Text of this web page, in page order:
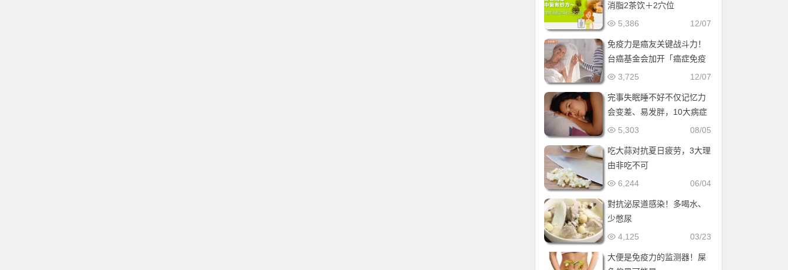
消脂2茶饮＋2穴位
12/07
5,386
免疫力是癌友关键战斗力！
台癌基金会加开「癌症免疫
营养新趋势」论坛
12/07
3,725
完事失眠睡不好不仅记忆力
会变差、易发胖，10大病症
也与它有关
08/05
5,303
吃大蒜对抗夏日疲劳，3大理
由非吃不可
06/04
6,244
對抗泌尿道感染！多喝水、
少憋尿
03/23
4,125
大便是免疫力的监测器！屎